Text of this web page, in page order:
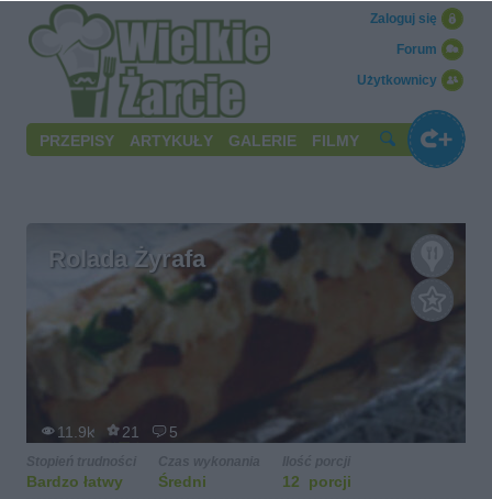
Użytkownicy
Forum
Zaloguj się
PRZEPISY ARTYKUŁY GALERIE FILMY
Rolada Żyrafa
11.9k 21 5
Bardzo łatwy Średni 12 porcji